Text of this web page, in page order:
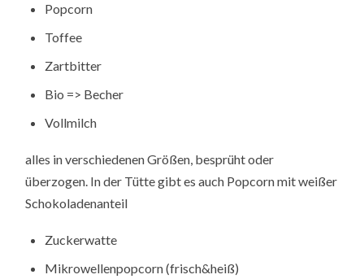
Popcorn
Toffee
Zartbitter
Bio => Becher
Vollmilch
alles in verschiedenen Größen, besprüht oder
überzogen. In der Tütte gibt es auch Popcorn mit weißer
Schokoladenanteil
Zuckerwatte
Mikrowellenpopcorn (frisch&heiß)